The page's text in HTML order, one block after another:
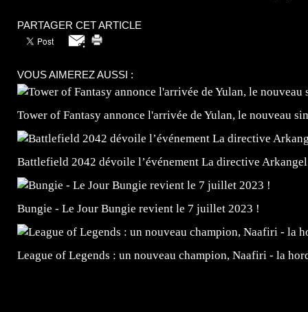
PARTAGER CET ARTICLE
VOUS AIMEREZ AUSSI :
Tower of Fantasy annonce l'arrivée de Yulan, le nouveau
Battlefield 2042 dévoile l’événement La directive Arkangel
Bungie - Le Jour Bungie revient le 7 juillet 2023 !
League of Legends : un nouveau champion, Naafiri - la